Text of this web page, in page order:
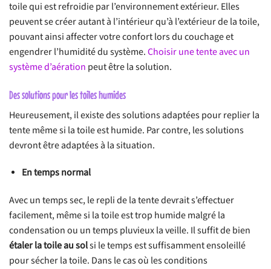
toile qui est refroidie par l’environnement extérieur. Elles
peuvent se créer autant à l’intérieur qu’à l’extérieur de la toile,
pouvant ainsi affecter votre confort lors du couchage et
engendrer l’humidité du système.Choisir une tente avec un
système d’aération peut être la solution.
Des solutions pour les toiles humides
Heureusement, il existe des solutions adaptées pour replier la
tente même si la toile est humide. Par contre, les solutions
devront être adaptées à la situation.
En temps normal
Avec un temps sec, le repli de la tente devrait s’effectuer
facilement, même si la toile est trop humide malgré la
condensation ou un temps pluvieux la veille. Il suffit de bien
étaler la toile au solsi le temps est suffisamment ensoleillé
pour sécher la toile. Dans le cas où les conditions